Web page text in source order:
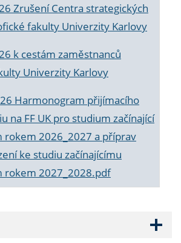
Zrušení Centra strategických
fakulty Univerzity Karlovy
k cestám zaměstnanců
Univerzity Karlovy
Harmonogram přijímacího
na FF UK pro studium začínající
rokem 2026_2027 a příprav
ke studiu začínajícímu
rokem 2027_2028.pdf